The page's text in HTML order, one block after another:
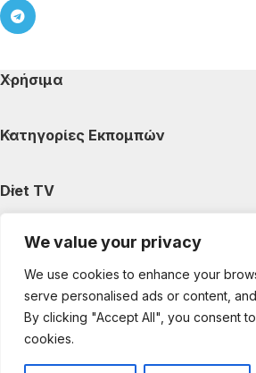
We value your privacy
We use cookies to enhance your
serve personalised ads or content,
By clicking "Accept All", you consent
cookies.
Χρήσιμα
Κατηγορίες Εκπομπών
Diet TV
Κατηγορίες Άρθρων
Ακολουθήστε μας
Copyright © 2025 DietTV. All Rights
development by web-